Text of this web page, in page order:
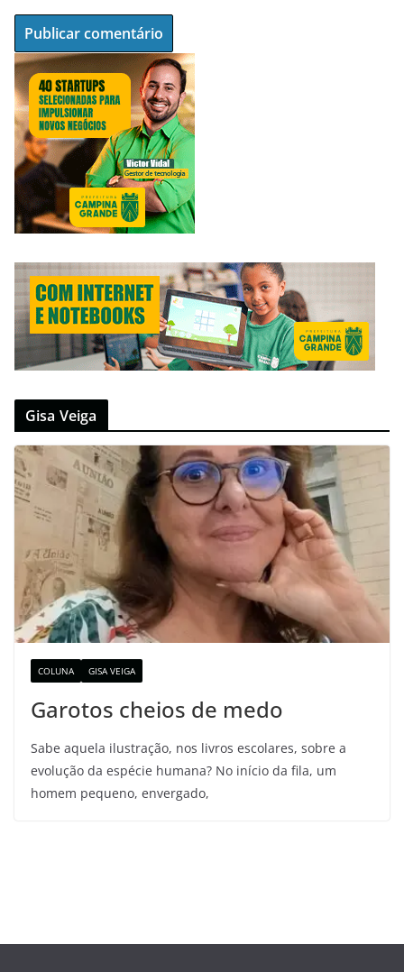
Gisa Veiga
COLUNA GISA VEIGA
Garotos cheios de medo
Sabe aquela ilustração, nos livros escolares, sobre a
evolução da espécie humana? No início da fila, um
homem pequeno, envergado,